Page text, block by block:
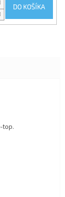
DO KOŠÍKA
top.